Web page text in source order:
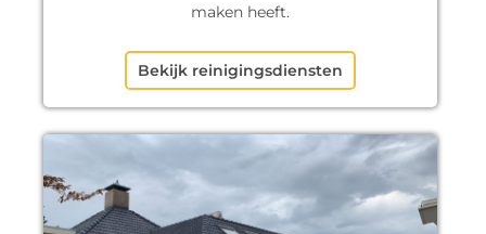
maken heeft.
Bekijk reinigingsdiensten